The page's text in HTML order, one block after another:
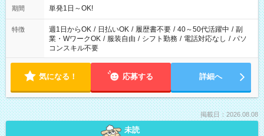
期間 単発1日～OK!
特徴 週1日からOK / 日払いOK / 履歴書不要 / 40～50代活躍中 / 副
業・WワークOK / 服装自由 / シフト勤務 / 電話対応なし / パソ
コンスキル不要
気になる！ 応募する 詳細へ
掲載日：2026.08.08
未読